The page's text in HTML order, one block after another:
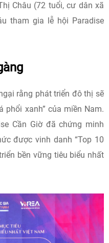
Châu (72 tuổi, cư dân xã
tham gia lễ hội Paradise
rằng phát triển đô thị sẽ
phổi xanh” của miền Nam.
Cần Giờ đã chứng minh
được vinh danh “Top 10
bền vững tiêu biểu nhất